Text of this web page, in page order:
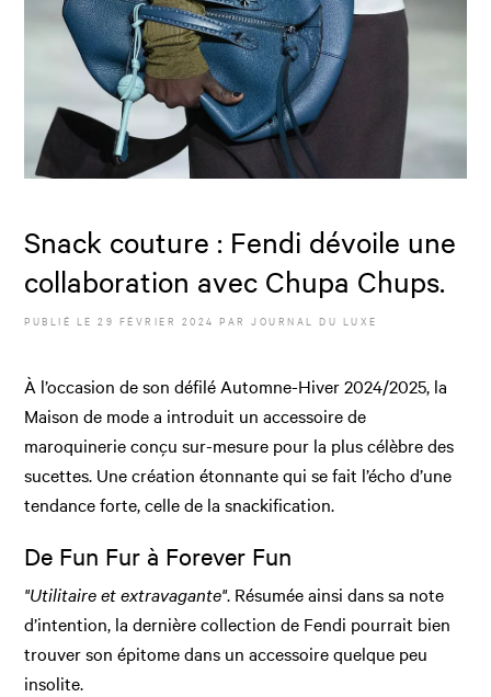
Snack couture : Fendi dévoile une
collaboration avec Chupa Chups.
PUBLIÉ LE29 FÉVRIER 2024 PAR JOURNAL DU LUXE
À l’occasion de son défilé Automne-Hiver 2024/2025, la
Maison de mode a introduit un accessoire de
maroquinerie conçu sur-mesure pour la plus célèbre des
sucettes. Une création étonnante qui se fait l’écho d’une
tendance forte, celle de la snackification.
De Fun Fur à Forever Fun
"Utilitaire et extravagante". Résumée ainsi dans sa note
d’intention, la dernière collection de Fendi pourrait bien
trouver son épitome dans un accessoire quelque peu
insolite.